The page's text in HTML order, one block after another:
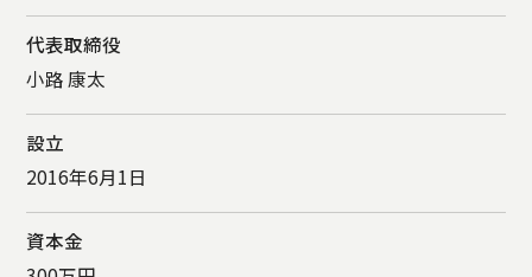
代表取締役
小路 康太
設立
2016年6月1日
資本金